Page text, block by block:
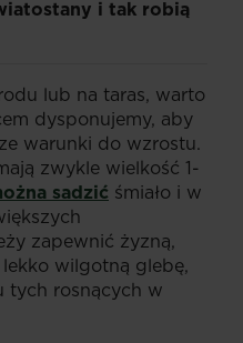
i tak robią
lub na taras, warto
dysponujemy, aby
warunki do wzrostu.
zwykle wielkość 1-
sadzić śmiało i w
zapewnić żyzną,
wilgotną glebę,
tych rosnących w